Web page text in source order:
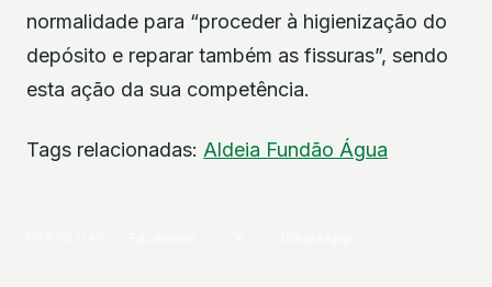
normalidade para “proceder à higienização do
depósito e reparar também as fissuras”, sendo
esta ação da sua competência.
Tags relacionadas: Aldeia Fundão Água